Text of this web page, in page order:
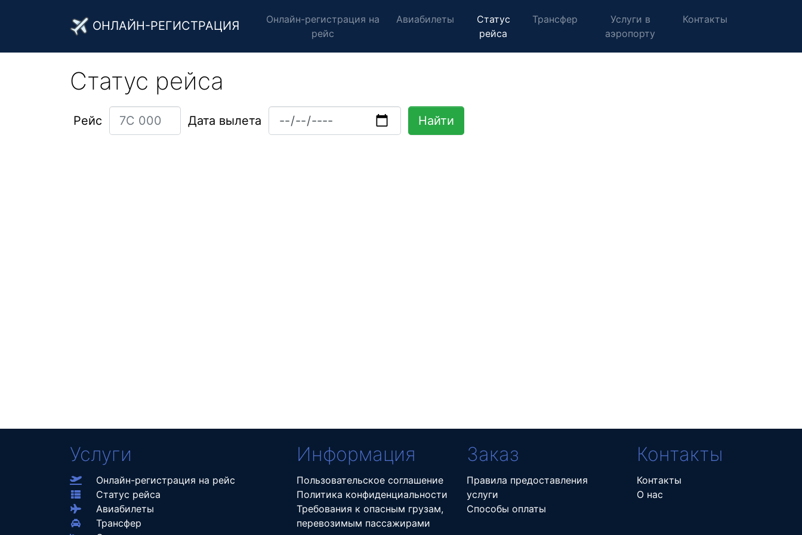
ОНЛАЙН-РЕГИСТРАЦИЯ
Онлайн-регистрация на
рейс
Авиабилеты
Статус
рейса
Трансфер
Услуги в
аэропорту
Контакты
Статус рейса
Рейс Дата вылета
Услуги
Онлайн-регистрация на рейс
Статус рейса
Авиабилеты
Трансфер
Информация
Пользовательское соглашение
Политика конфиденциальности
Требования к опасным грузам,
перевозимым пассажирами
Заказ
Правила предоставления
услуги
Способы оплаты
Контакты
Контакты
О нас